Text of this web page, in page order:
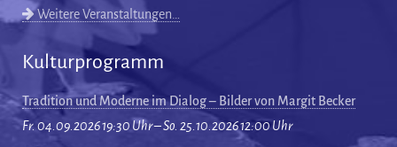
Weitere Veranstaltungen…
Kulturprogramm
Tradition und Moderne im Dialog – Bilder von Margit Becker
Fr. 04.09.2026 19:30 Uhr – So. 25.10.2026 12:00 Uhr